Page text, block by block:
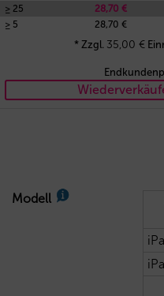
≥ 25
28,70 €
≥ 5
28,70 €
* Zzgl. 35,00 €
Modell